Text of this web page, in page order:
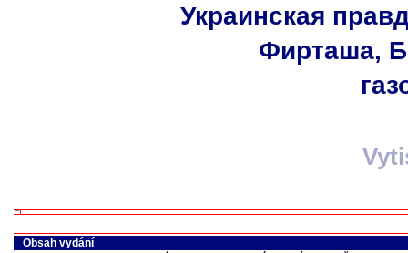
Украинская
Фирташа,
Obsah vydání